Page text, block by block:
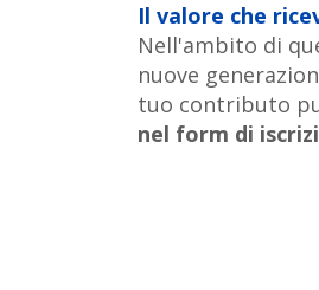
Il valore che
Nell'ambito di
nuove
tuo contributo
nel form di